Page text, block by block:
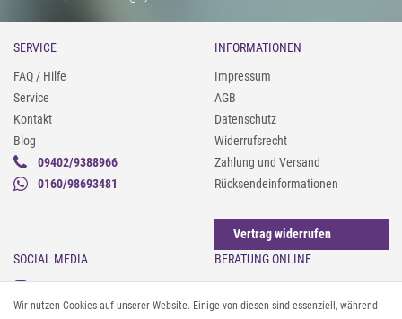
SERVICE
FAQ / Hilfe
Service
Kontakt
Blog
09402/9388966
0160/98693481
INFORMATIONEN
Impressum
AGB
Datenschutz
Widerrufsrecht
Zahlung und Versand
Rücksendeinformationen
Vertrag widerrufen
SOCIAL MEDIA
Instagram
Facebook
BERATUNG ONLINE
Gürtel messen & kürzen
Sonnenbrillen & UV-Schutz
Wir nutzen Cookies auf unserer Website. Einige von diesen sind essenziell, während